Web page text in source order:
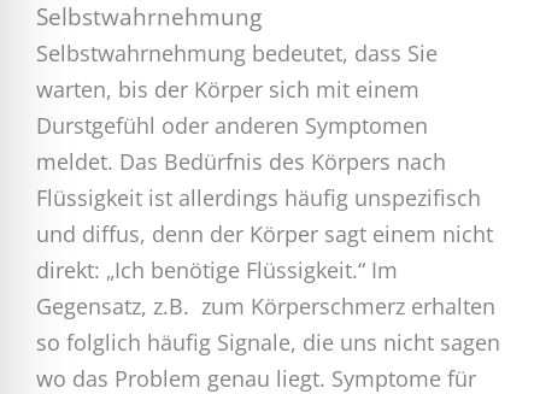
Selbstwahrnehmung
Selbstwahrnehmung bedeutet, dass Sie
warten, bis der Körper sich mit einem
Durstgefühl oder anderen Symptomen
meldet. Das Bedürfnis des Körpers nach
Flüssigkeit ist allerdings häufig unspezifisch
und diffus, denn der Körper sagt einem nicht
direkt: „Ich benötige Flüssigkeit.“ Im
Gegensatz, z.B. zum Körperschmerz erhalten
so folglich häufig Signale, die uns nicht sagen
wo das Problem genau liegt. Symptome für